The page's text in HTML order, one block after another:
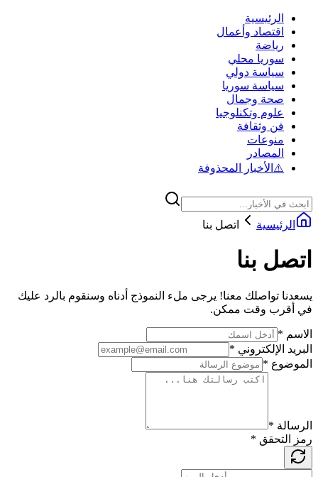
الرئيسية
اقتصاد وأعمال
رياضة
سوريا محلي
سياسة دولي
سياسة سوريا
صحة وجمال
علوم وتكنلوجيا
فن وثقافة
منوعات
المصادر
⚠️ الأخبار المحذوفة
الرئيسية اتصل بنا
اتصل بنا
يسعدنا تواصلك معنا! يرجى ملء النموذج أدناه وسنقوم بالرد عليك
في أقرب وقت ممكن.
الاسم *
البريد الإلكتروني *
الموضوع *
الرسالة *
رمز التحقق *